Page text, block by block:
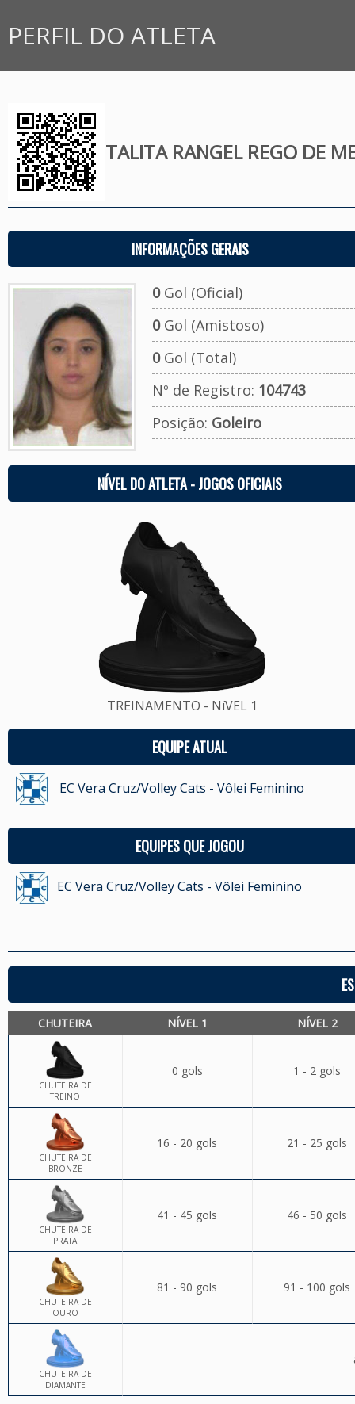
PERFIL DO ATLETA
TALITA RANGEL REGO DE
INFORMAÇÕES GERAIS
0Gol (Oficial)
0Gol (Amistoso)
0Gol (Total)
Nº de Registro: 104743
Posição: Goleiro
NÍVEL DO ATLETA - JOGOS OFICIAIS
TREINAMENTO - NíVEL 1
EQUIPE ATUAL
EC Vera Cruz/Volley Cats - Vôlei Feminino
EQUIPES QUE JOGOU
EC Vera Cruz/Volley Cats - Vôlei Feminino
CHUTEIRA NÍVEL 1 NÍVEL 2
CHUTEIRA DE
TREINO
0 gols 1 - 2 gols
CHUTEIRA DE
BRONZE
16 - 20 gols 21 - 25 gols
CHUTEIRA DE
PRATA
41 - 45 gols 46 - 50 gols
CHUTEIRA DE
OURO
81 - 90 gols 91 - 100 gols
CHUTEIRA DE
DIAMANTE